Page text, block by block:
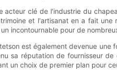
acteur clé de l'industrie du
et l'artisanat en a fait
incontournable pour de
est également devenue une
sa réputation de fournisseur
un choix de premier plan pour